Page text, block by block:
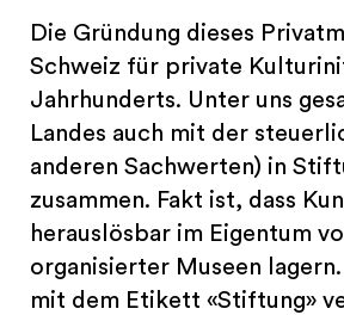
Die Gründung dieses
Schweiz für private
Jahrhunderts. Unter uns
Landes auch mit der
anderen Sachwerten) in
zusammen. Fakt ist, dass
herauslösbar im Eigentum
organisierter Museen
mit dem Etikett «Stiftung»